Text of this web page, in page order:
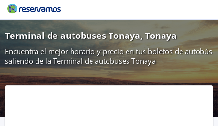
Terminal de autobuses Tonaya, Tonaya
Encuentra el mejor horario y precio en tus boletos de autobús
saliendo de la Terminal de autobuses Tonaya